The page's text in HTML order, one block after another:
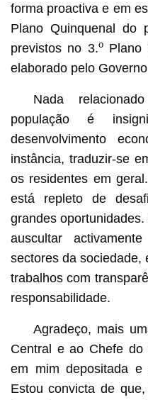
forma proactiva e em
Plano Quinquenal do
previstos no 3.oPlano
elaborado pelo
Nada
população é
desenvolvimento
instância, traduzir-se
os residentes em
está repleto de
grandes
auscultar
sectores da sociedade,
trabalhos com
responsabilidade.
Agradeço, mais
Central e ao Chefe do
em mim depositada
Estou convicta de